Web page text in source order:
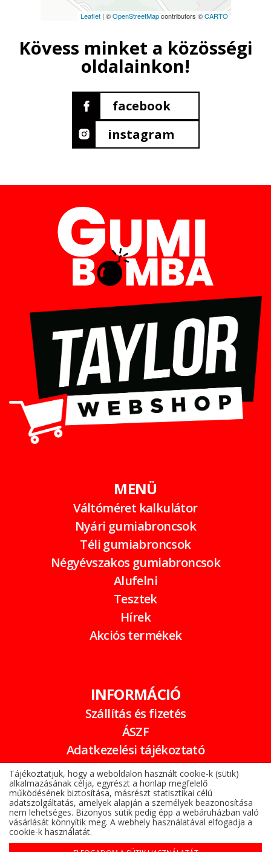
Leaflet| ©OpenStreetMapcontributors ©CARTO
Kövess minket a közösségi
oldalainkon!
facebook
instagram
MENÜ
Váltóméret kalkulátor
Nyári gumiabroncsok
Téli gumiabroncsok
Négyévszakos gumiabroncsok
Alufelni
Tesztek
Hírek
Akciós termékek
INFORMÁCIÓ
Szállítás és fizetés
ÁSZF
Adatkezelési tájékoztató
Garancia
Online elállási nyilatkozat
Tájékoztatjuk, hogy a weboldalon használt cookie-k (sütik)
alkalmazásának célja, egyrészt a honlap megfelelő
működésének biztosítása, másrészt statisztikai célú
adatszolgáltatás, amelyek alapján a személyek beazonosítása
nem lehetséges. Bizonyos sütik pedig épp a webáruházban való
vásárlását könnyítik meg. A webhely használatával elfogadja a
cookie-k használatát.